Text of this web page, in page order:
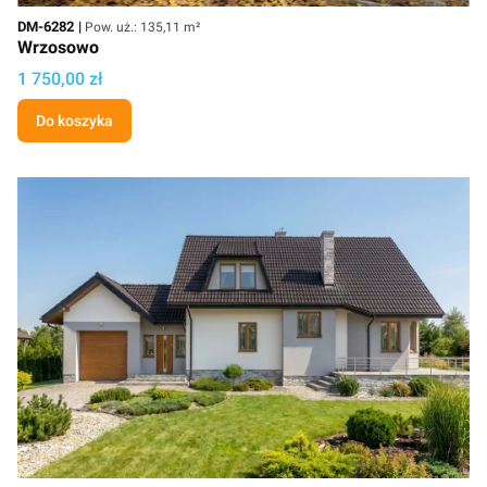
Kod
DM-6282 Powierzchnia użytkowa
Pow. uż.: 135,11 m²
Wrzosowo
Cena projektu
1 750,00 zł
Do koszyka